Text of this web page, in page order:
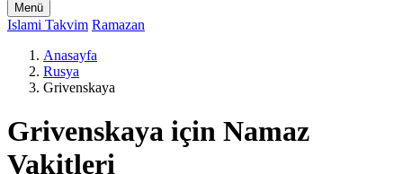
Menü
Islami Takvim Ramazan
Anasayfa
Rusya
Grivenskaya
Grivenskaya için Namaz
Vakitleri